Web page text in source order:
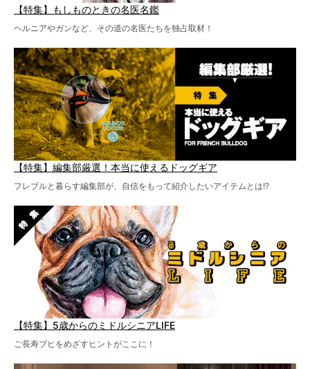
【特集】もしものときの名医名鑑
ヘルニアやガンなど、その道の名医たちを独占取材！
【特集】編集部厳選！本当に使えるドッグギア
フレブルと暮らす編集部が、自信をもって紹介したいアイテムとは!?
【特集】5歳からのミドルシニアLIFE
ご長寿ブヒをめざすヒントがここに！